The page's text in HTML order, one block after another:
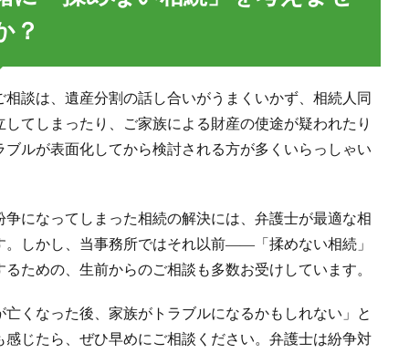
？
相談は、遺産分割の話し合いがうまくいかず、相続人同
してしまったり、ご家族による財産の使途が疑われたり
ブルが表面化してから検討される方が多くいらっしゃい
争になってしまった相続の解決には、弁護士が最適な相
。しかし、当事務所ではそれ以前――「揉めない相続」
るための、生前からのご相談も多数お受けしています。
亡くなった後、家族がトラブルになるかもしれない」と
感じたら、ぜひ早めにご相談ください。弁護士は紛争対